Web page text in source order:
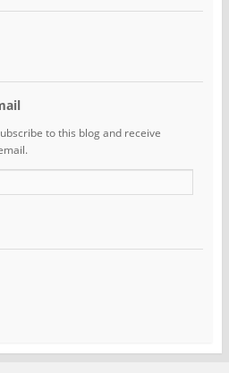
to this blog and receive